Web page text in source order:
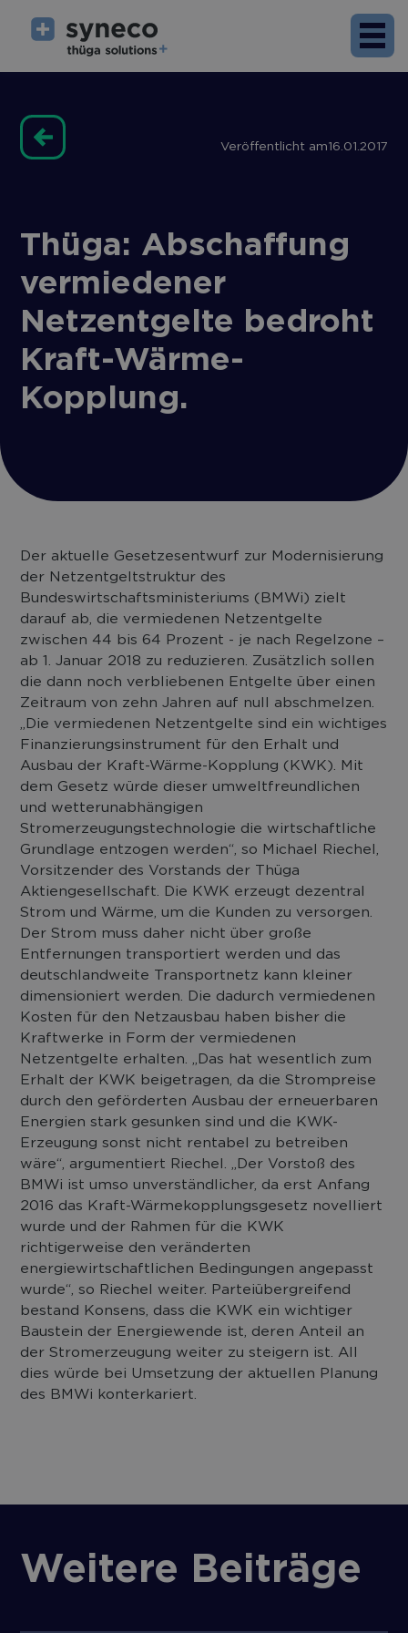
Veröffentlicht am16.01.2017
Thüga: Abschaffung
vermiedener
Netzentgelte bedroht
Kraft-Wärme-
Kopplung.
Der aktuelle Gesetzesentwurf zur Modernisierung
der Netzentgeltstruktur des
Bundeswirtschaftsministeriums (BMWi) zielt
darauf ab, die vermiedenen Netzentgelte
zwischen 44 bis 64 Prozent - je nach Regelzone –
ab 1. Januar 2018 zu reduzieren. Zusätzlich sollen
die dann noch verbliebenen Entgelte über einen
Zeitraum von zehn Jahren auf null abschmelzen.
„Die vermiedenen Netzentgelte sind ein wichtiges
Finanzierungsinstrument für den Erhalt und
Ausbau der Kraft-Wärme-Kopplung (KWK). Mit
dem Gesetz würde dieser umweltfreundlichen
und wetterunabhängigen
Stromerzeugungstechnologie die wirtschaftliche
Grundlage entzogen werden“, so Michael Riechel,
Vorsitzender des Vorstands der Thüga
Aktiengesellschaft. Die KWK erzeugt dezentral
Strom und Wärme, um die Kunden zu versorgen.
Der Strom muss daher nicht über große
Entfernungen transportiert werden und das
deutschlandweite Transportnetz kann kleiner
dimensioniert werden. Die dadurch vermiedenen
Kosten für den Netzausbau haben bisher die
Kraftwerke in Form der vermiedenen
Netzentgelte erhalten. „Das hat wesentlich zum
Erhalt der KWK beigetragen, da die Strompreise
durch den geförderten Ausbau der erneuerbaren
Energien stark gesunken sind und die KWK-
Erzeugung sonst nicht rentabel zu betreiben
wäre“, argumentiert Riechel. „Der Vorstoß des
BMWi ist umso unverständlicher, da erst Anfang
2016 das Kraft-Wärmekopplungsgesetz novelliert
wurde und der Rahmen für die KWK
richtigerweise den veränderten
energiewirtschaftlichen Bedingungen angepasst
wurde“, so Riechel weiter. Parteiübergreifend
bestand Konsens, dass die KWK ein wichtiger
Baustein der Energiewende ist, deren Anteil an
der Stromerzeugung weiter zu steigern ist. All
dies würde bei Umsetzung der aktuellen Planung
des BMWi konterkariert.
Weitere Beiträge